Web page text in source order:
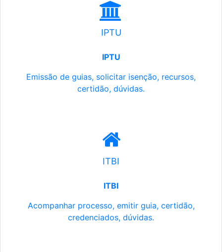
IPTU
IPTU
Emissão de guias, solicitar isenção, recursos,
certidão, dúvidas.
ITBI
ITBI
Acompanhar processo, emitir guia, certidão,
credenciados, dúvidas.